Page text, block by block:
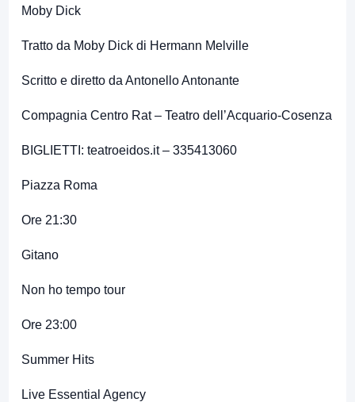
Moby Dick
Tratto da Moby Dick di Hermann Melville
Scritto e diretto da Antonello Antonante
Compagnia Centro Rat – Teatro dell’Acquario-Cosenza
BIGLIETTI: teatroeidos.it – 335413060
Piazza Roma
Ore 21:30
Gitano
Non ho tempo tour
Ore 23:00
Summer Hits
Live Essential Agency